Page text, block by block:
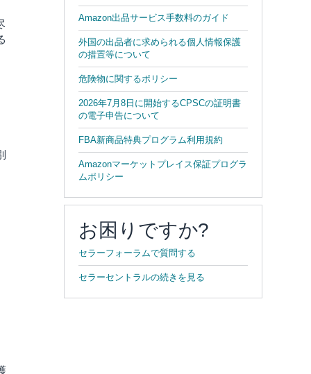
Amazon出品サービス手数料のガイド
外国の出品者に求められる個人情報保護
の措置等について
危険物に関するポリシー
2026年7月8日に開始するCPSCの証明書
の電子申告について
FBA新商品特典プログラム利用規約
Amazonマーケットプレイス保証プログラ
ムポリシー
お困りですか?
セラーフォーラムで質問する
セラーセントラルの続きを見る